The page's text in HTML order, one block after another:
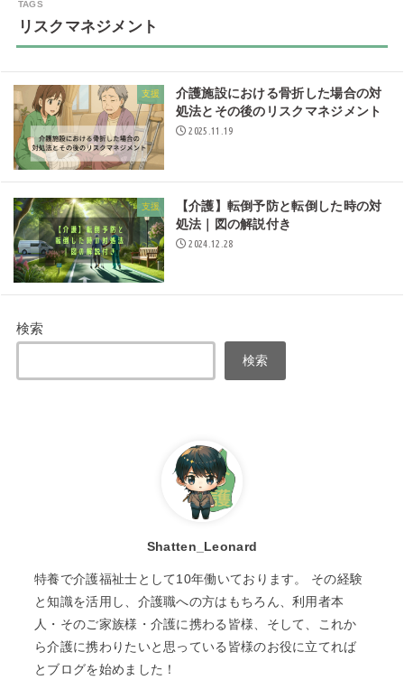
リスクマネジメント
支援
介護施設における骨折した場合の対
処法とその後のリスクマネジメント
2025.11.19
支援
【介護】転倒予防と転倒した時の対
処法｜図の解説付き
2024.12.28
検索
検索
Shatten_Leonard
特養で介護福祉士として10年働いております。 その経験
と知識を活用し、介護職への方はもちろん、利用者本
人・そのご家族様・介護に携わる皆様、そして、これか
ら介護に携わりたいと思っている皆様のお役に立てれば
とブログを始めました！